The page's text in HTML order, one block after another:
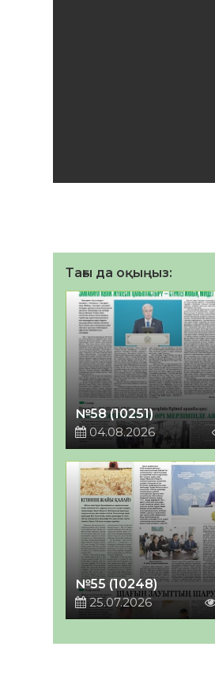
Тағы да оқыңыз:
№58 (10251)
04.08.2026
№55 (10248)
25.07.2026